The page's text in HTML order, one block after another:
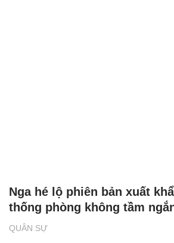
QUÂN SỰ
Nga hé lộ phiên bản xuất
thống phòng không tầm